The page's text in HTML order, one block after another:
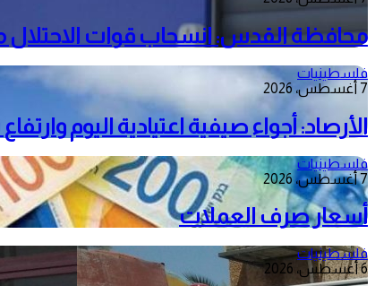
محافظة القدس: انسحاب قوات الاحتلال
فلسطينيات
7 أغسطس، 2026
الأرصاد: أجواء صيفية اعتيادية اليوم
فلسطينيات
7 أغسطس، 2026
أسعار صرف العملات
فلسطينيات
6 أغسطس، 2026